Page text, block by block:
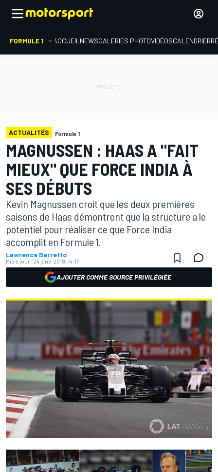
FORMULE 1 ACCUEIL NEWSGALERIES PHOTOVIDÉOSCALENDRIER
ACTUALITÉS Formule 1
MAGNUSSEN : HAAS A "FAIT
MIEUX" QUE FORCE INDIA À
SES DÉBUTS
Kevin Magnussen croit que les deux premières
saisons de Haas démontrent que la structure a le
potentiel pour réaliser ce que Force India
accomplit en Formule 1.
Lawrence Barretto
Mis à jour: 24 janv. 2018, 14:17
AJOUTER COMME SOURCE PRIVILÉGIÉE